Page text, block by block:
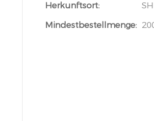
Herkunftsort:
Mindestbestellmenge: